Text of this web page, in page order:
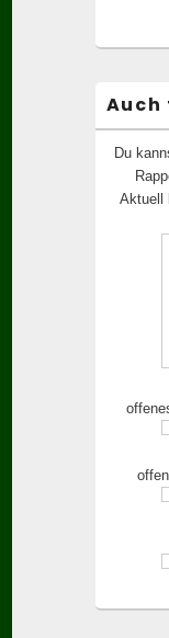
Du
Aktuell